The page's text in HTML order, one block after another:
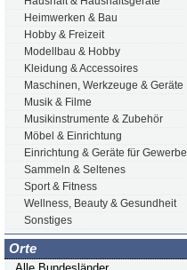
Heimwerken & Bau
Hobby & Freizeit
Modellbau & Hobby
Kleidung & Accessoires
Maschinen, Werkzeuge & Geräte
Musik & Filme
Musikinstrumente & Zubehör
Möbel & Einrichtung
Einrichtung & Geräte für Gewerbe
Sammeln & Seltenes
Sport & Fitness
Wellness, Beauty & Gesundheit
Sonstiges
Orte